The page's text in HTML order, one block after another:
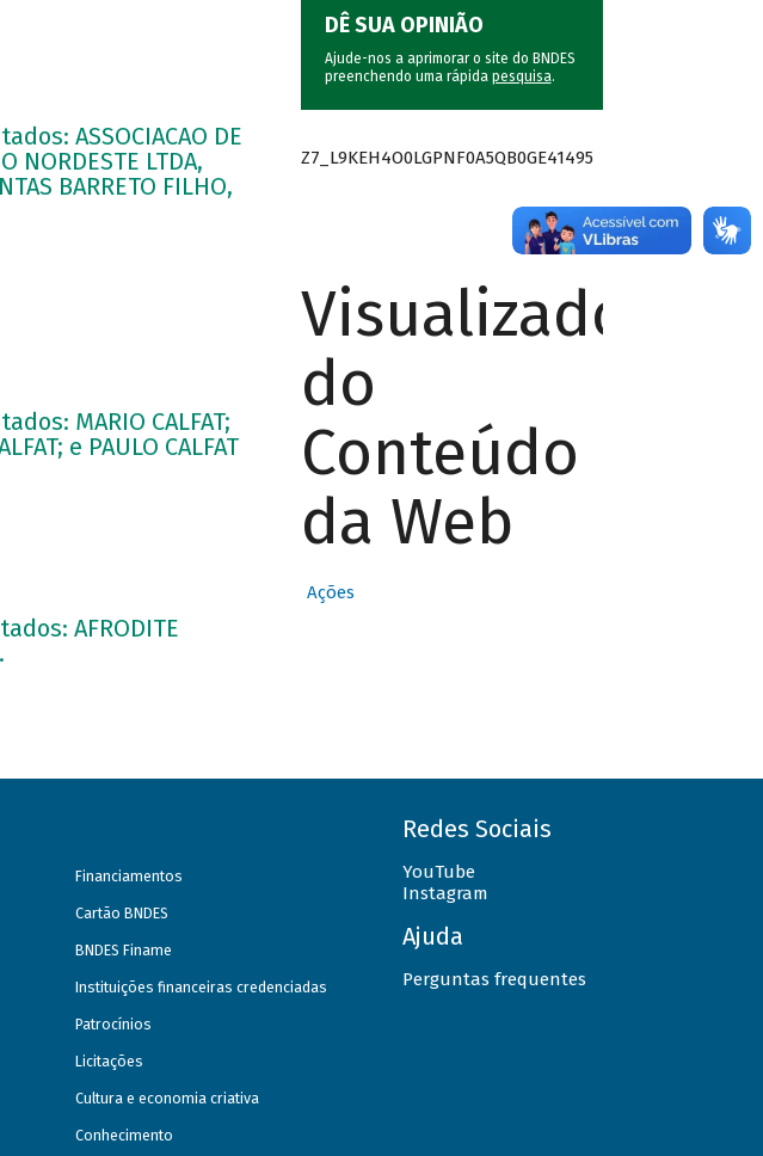
ASSOCIACAO DE
NORDESTE LTDA,
BARRETO FILHO,
MARIO CALFAT;
e PAULO CALFAT
AFRODITE
DÊ SUA OPINIÃO
Ajude-nos a aprimorar o site do BNDES
preenchendo uma rápida pesquisa.
Z7_L9KEH4O0LGPNF0A5QB0GE41495
Visualizador
do
Conteúdo
da Web
Ações
Financiamentos
Cartão BNDES
BNDES Finame
Instituições financeiras credenciadas
Patrocínios
Licitações
Cultura e economia criativa
Conhecimento
Redes Sociais
YouTube
Instagram
Ajuda
Perguntas frequentes